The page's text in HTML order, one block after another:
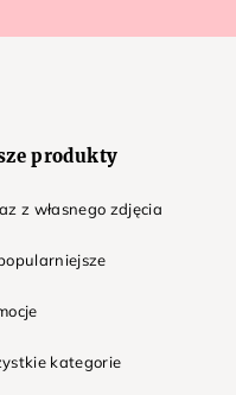
produkty
z własnego zdjęcia
kategorie